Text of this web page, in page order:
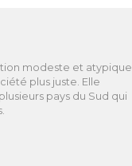
modeste et atypique
plus juste. Elle
pays du Sud qui